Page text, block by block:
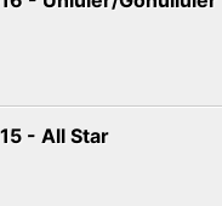
- All Star